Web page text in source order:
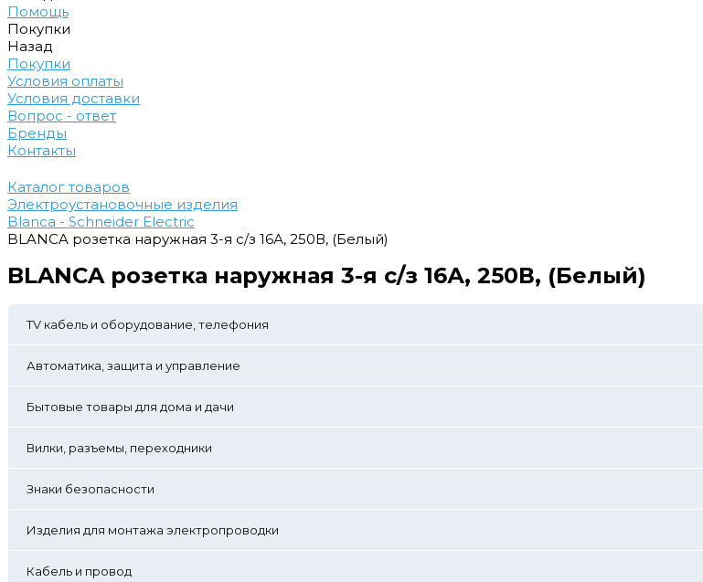
Помощь
Покупки
Назад
Покупки
Условия оплаты
Условия доставки
Вопрос - ответ
Бренды
Контакты
Каталог товаров
Электроустановочные изделия
Blanca - Schneider Electric
BLANCA розетка наружная 3-я с/з 16А, 250В, (Белый)
BLANCA розетка наружная 3-я с/з 16А, 250В, (Белый)
TV кабель и оборудование, телефония
Автоматика, защита и управление
Бытовые товары для дома и дачи
Вилки, разъемы, переходники
Знаки безопасности
Изделия для монтажа электропроводки
Кабель и провод